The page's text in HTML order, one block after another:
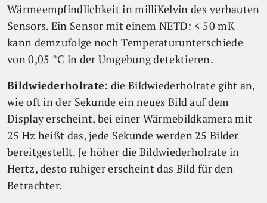
Wärmeempfindlichkeit in milliKelvin des verbauten
Sensors. Ein Sensor mit einem NETD: < 50 mK
kann demzufolge noch Temperaturunterschiede
von 0,05 °C in der Umgebung detektieren.
Bildwiederholrate: die Bildwiederholrate gibt an,
wie oft in der Sekunde ein neues Bild auf dem
Display erscheint, bei einer Wärmebildkamera mit
25 Hz heißt das, jede Sekunde werden 25 Bilder
bereitgestellt. Je höher die Bildwiederholrate in
Hertz, desto ruhiger erscheint das Bild für den
Betrachter.